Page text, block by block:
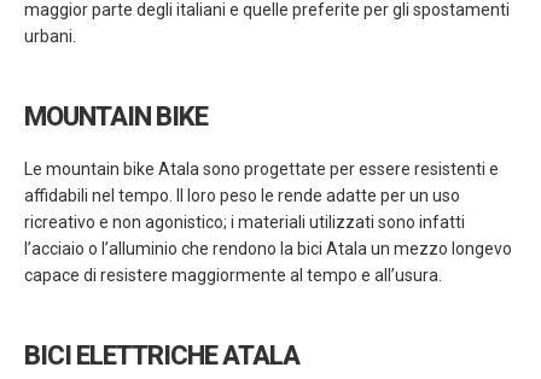
maggior parte degli italiani e quelle preferite per gli spostamenti
urbani.
MOUNTAIN BIKE
Le mountain bike Atala sono progettate per essere resistenti e
affidabili nel tempo. Il loro peso le rende adatte per un uso
ricreativo e non agonistico; i materiali utilizzati sono infatti
l’acciaio o l’alluminio che rendono la bici Atala un mezzo longevo
capace di resistere maggiormente al tempo e all’usura.
BICI ELETTRICHE ATALA